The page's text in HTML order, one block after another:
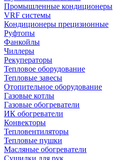
Промышленные кондиционеры
VRF системы
Кондиционеры прецизионные
Руфтопы
Фанкойлы
Чиллеры
Рекуператоры
Тепловое оборудование
Тепловые завесы
Отопительное оборудование
Газовые котлы
Газовые обогреватели
ИК обогреватели
Конвекторы
Тепловентиляторы
Тепловые пушки
Масляные обогреватели
Сушилки для рук